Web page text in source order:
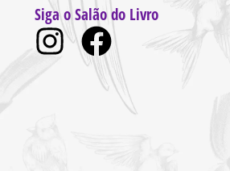
Siga o Salão do Livro